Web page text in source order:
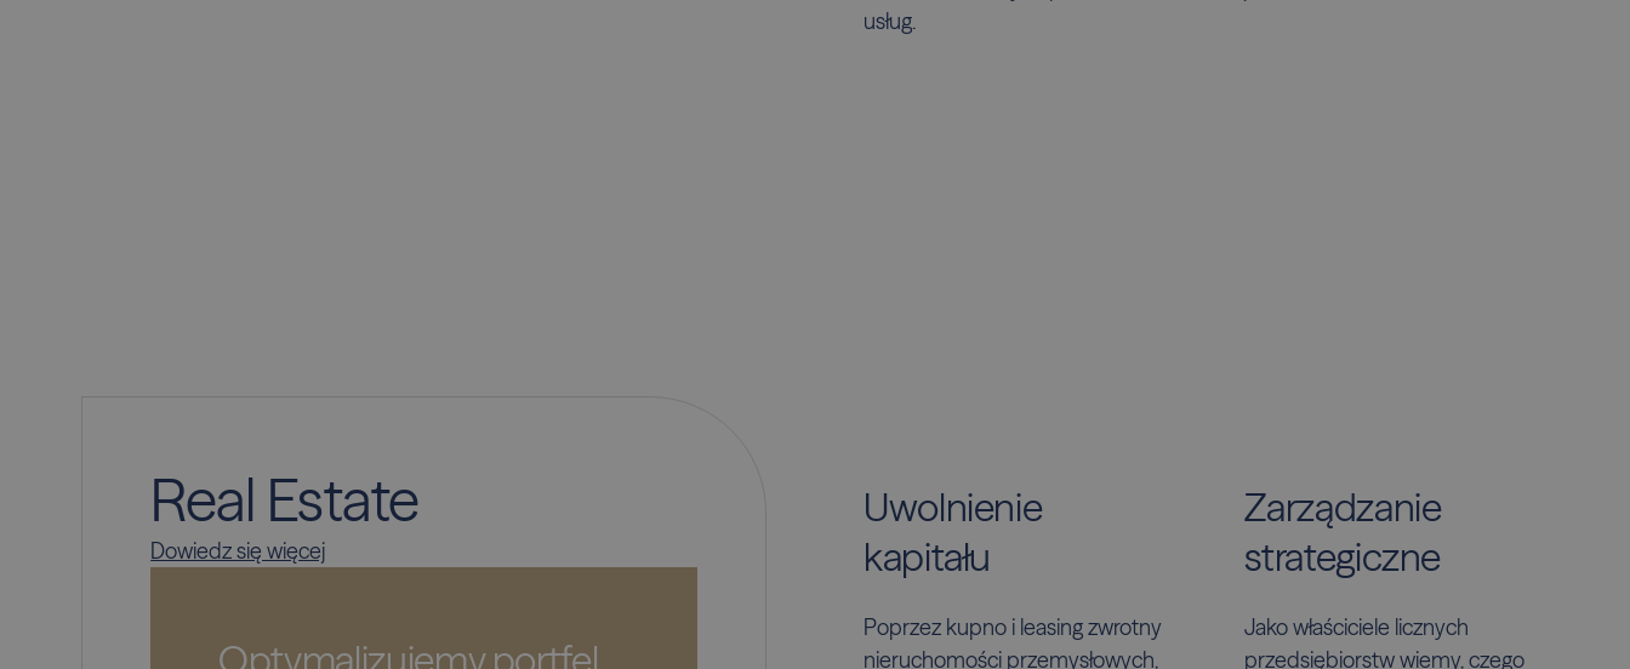
usług.
Real Estate
Dowiedz się więcej
Uwolnienie
kapitału
Poprzez kupno i leasing zwrotny
nieruchomości przemysłowych,
Zarządzanie
strategiczne
Jako właściciele licznych
przedsiębiorstw wiemy, czego